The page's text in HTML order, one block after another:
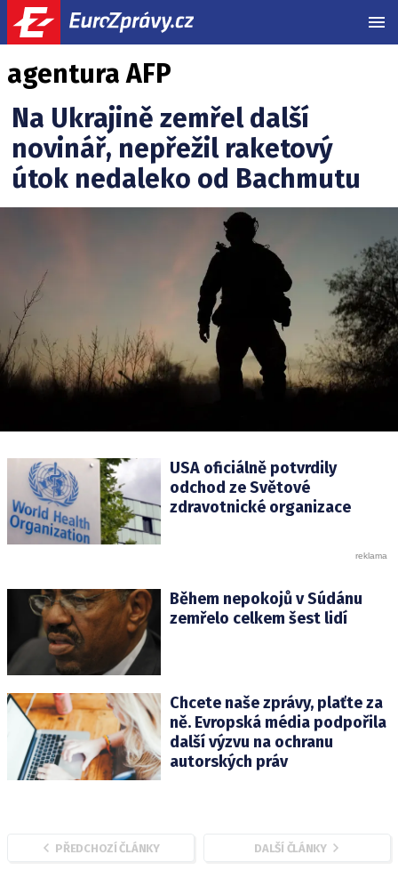
agentura AFP
Na Ukrajině zemřel další
novinář, nepřežil raketový
útok nedaleko od Bachmutu
USA oficiálně potvrdily
odchod ze Světové
zdravotnické organizace
Během nepokojů v Súdánu
zemřelo celkem šest lidí
Chcete naše zprávy, plaťte za
ně. Evropská média podpořila
další výzvu na ochranu
autorských práv
PŘEDCHOZÍ ČLÁNKY DALŠÍ ČLÁNKY